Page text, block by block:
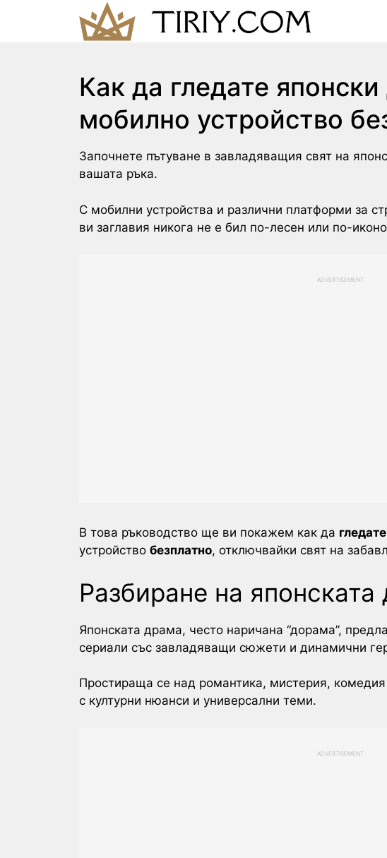
Как да гледате
мобилно устройство
Започнете пътуване в завладяващия свят на
вашата ръка.
С мобилни устройства и различни платформи за
ви заглавия никога не е бил по-лесен или по-
ADVERTISEMENT
В това ръководство ще ви покажем как да
устройство безплатно, отключвайки свят на
Разбиране на японската
Японската драма, често наричана “дорама”,
сериали със завладяващи сюжети и динамични
Простираща се над романтика, мистерия, комедия
с културни нюанси и универсални теми.
ADVERTISEMENT